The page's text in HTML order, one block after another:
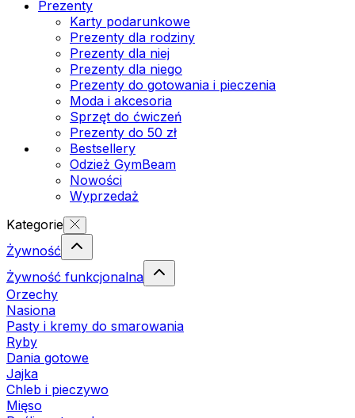
Prezenty
Karty podarunkowe
Prezenty dla rodziny
Prezenty dla niej
Prezenty dla niego
Prezenty do gotowania i pieczenia
Moda i akcesoria
Sprzęt do ćwiczeń
Prezenty do 50 zł
Bestsellery
Odzież GymBeam
Nowości
Wyprzedaż
Kategorie
Żywność
Żywność funkcjonalna
Orzechy
Nasiona
Pasty i kremy do smarowania
Ryby
Dania gotowe
Jajka
Chleb i pieczywo
Mięso